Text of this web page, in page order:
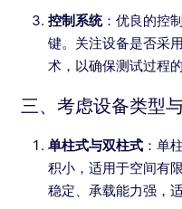
控制系统：优良的控
键。关注设备是否采
术，以确保测试过程
三、考虑设备类型
单柱式与双柱式 ：单
积小，适用于空间有
稳定、承载能力强，